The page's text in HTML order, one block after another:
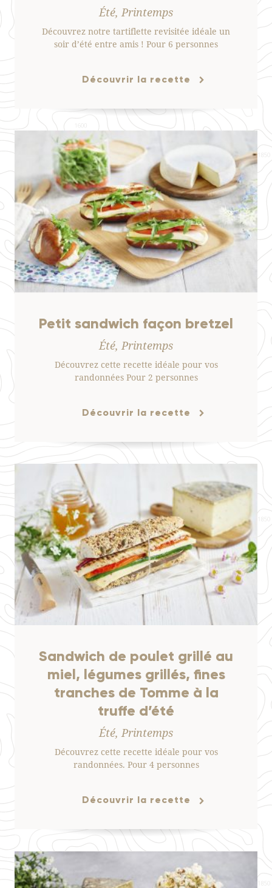
Été, Printemps
Découvrez notre tartiflette revisitée idéale un
soir d’été entre amis ! Pour 6 personnes
Découvrir la recette
Petit sandwich façon bretzel
Été, Printemps
Découvrez cette recette idéale pour vos
randonnées Pour 2 personnes
Découvrir la recette
Sandwich de poulet grillé au
miel, légumes grillés, fines
tranches de Tomme à la
truffe d’été
Été, Printemps
Découvrez cette recette idéale pour vos
randonnées. Pour 4 personnes
Découvrir la recette